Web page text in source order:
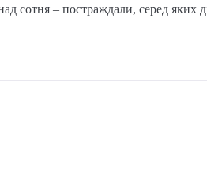
сотня – постраждали, серед яких